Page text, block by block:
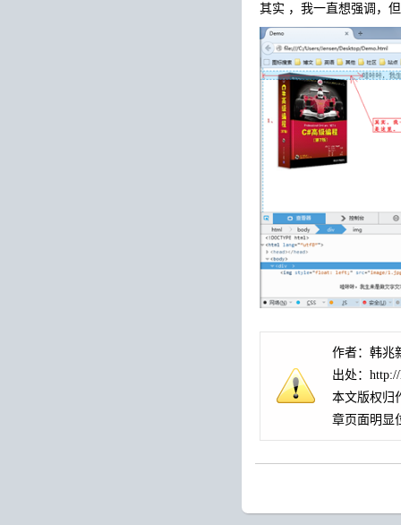
其实 ，我一直想强调，
作者： 韩兆
出处： http://
本文版权归
章页面明显